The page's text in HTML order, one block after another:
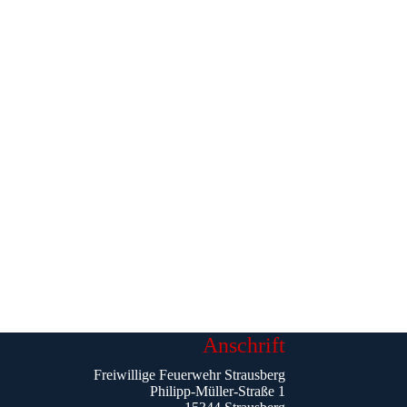
Anschrift
Freiwillige Feuerwehr Strausberg
Philipp-Müller-Straße 1